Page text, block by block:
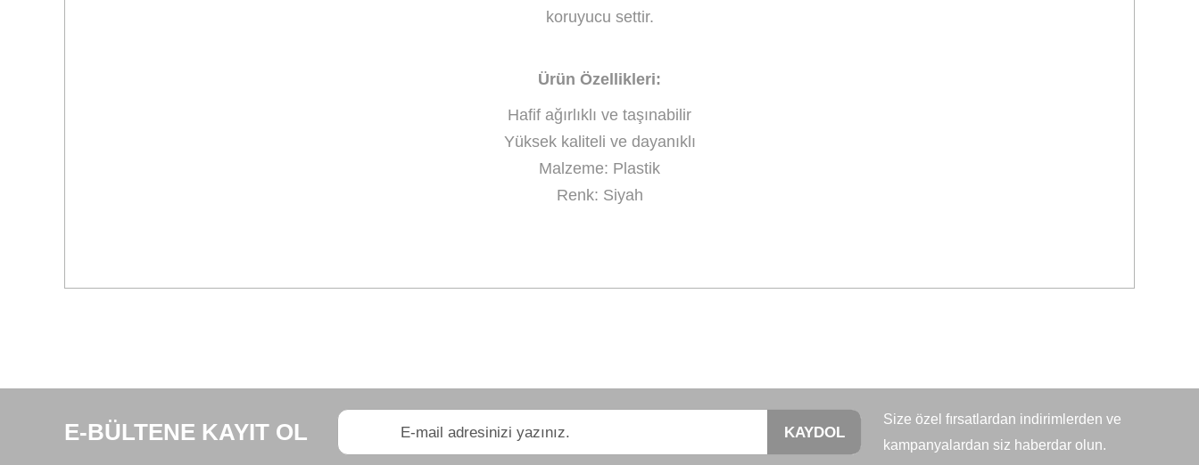
koruyucu settir.
Ürün Özellikleri:
Hafif ağırlıklı ve taşınabilir
Yüksek kaliteli ve dayanıklı
Malzeme: Plastik
Renk: Siyah
Ürün resmi kalitesiz, bozuk veya görüntülenemiyor.
E-BÜLTENE KAYIT OL KAYDOL
Size özel fırsatlardan indirimlerden ve
kampanyalardan siz haberdar olun.